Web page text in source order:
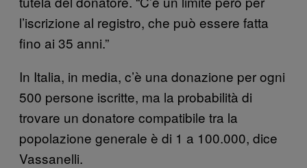
l’iscrizione al registro, che può essere fatta
fino ai 35 anni.”
In Italia, in media, c’è una donazione per ogni
500 persone iscritte, ma la probabilità di
trovare un donatore compatibile tra la
popolazione generale è di 1 a 100.000, dice
Vassanelli.